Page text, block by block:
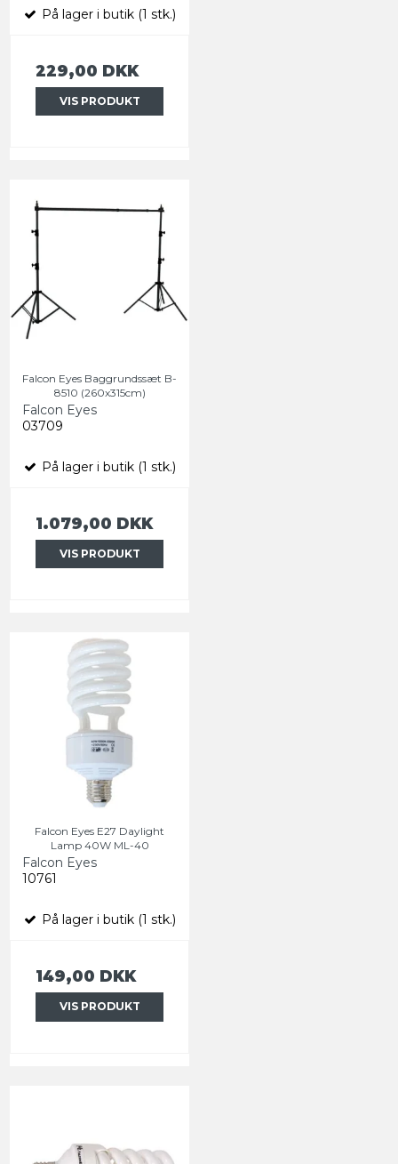
På lager i butik (1 stk.)
229,00 DKK
VIS PRODUKT
Falcon Eyes Baggrundssæt B-
8510 (260x315cm)
Falcon Eyes
03709
På lager i butik (1 stk.)
1.079,00 DKK
VIS PRODUKT
Falcon Eyes E27 Daylight
Lamp 40W ML-40
Falcon Eyes
10761
På lager i butik (1 stk.)
149,00 DKK
VIS PRODUKT